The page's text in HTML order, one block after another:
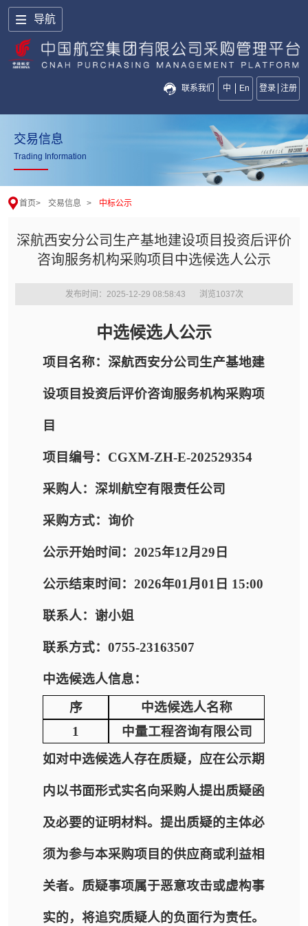
导航
联系我们 中 En 登录 注册
交易信息
Trading Information
首页> 交易信息 > 中标公示
深航西安分公司生产基地建设项目投资后评价
咨询服务机构采购项目中选候选人公示
发布时间：2025-12-29 08:58:43 浏览1037次
中选候选人公示
项目名称：深航西安分公司生产基地建
设项目投资后评价咨询服务机构采购项
目
项目编号：CGXM-ZH-E-202529354
采购人：深圳航空有限责任公司
采购方式：询价
公示开始时间：2025年12月29日
公示结束时间：2026年01月01日 15:00
联系人：谢小姐
联系方式：0755-23163507
中选候选人信息：
序
中选候选人名称
1
中量工程咨询有限公司
如对中选候选人存在质疑，应在公示期
内以书面形式实名向采购人提出质疑函
及必要的证明材料。提出质疑的主体必
须为参与本采购项目的供应商或利益相
关者。质疑事项属于恶意攻击或虚构事
实的，将追究质疑人的负面行为责任。